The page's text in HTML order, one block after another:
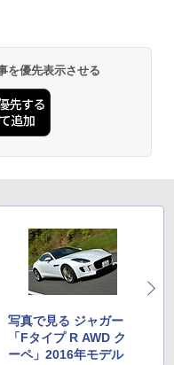
を優先表示させる
写真で見る ジャガー
「Fタイプ R AWD ク
ーペ」2016年モデル